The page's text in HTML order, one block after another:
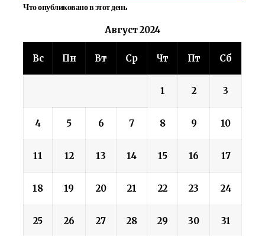
Что опубликовано в этот день
Август 2024
Вс Пн Вт Ср Чт Пт Сб
1 2 3
4 5 6 7 8 9 10
11 12 13 14 15 16 17
18 19 20 21 22 23 24
25 26 27 28 29 30 31